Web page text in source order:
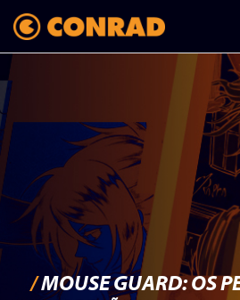
/MOUSE GUARD: OS